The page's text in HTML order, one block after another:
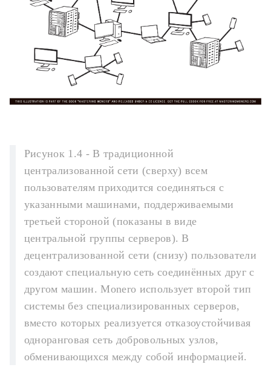
Рисунок 1.4 - В традиционной
централизованной сети (сверху) всем
пользователям приходится соединяться с
указанными машинами, поддерживаемыми
третьей стороной (показаны в виде
центральной группы серверов). В
децентрализованной сети (снизу) пользователи
создают специальную сеть соединённых друг с
другом машин. Monero использует второй тип
системы без специализированных серверов,
вместо которых реализуется отказоустойчивая
одноранговая сеть добровольных узлов,
обменивающихся между собой информацией.